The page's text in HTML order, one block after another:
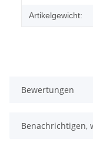
Artikelgewicht:
Bewertungen
Benachrichtigen,